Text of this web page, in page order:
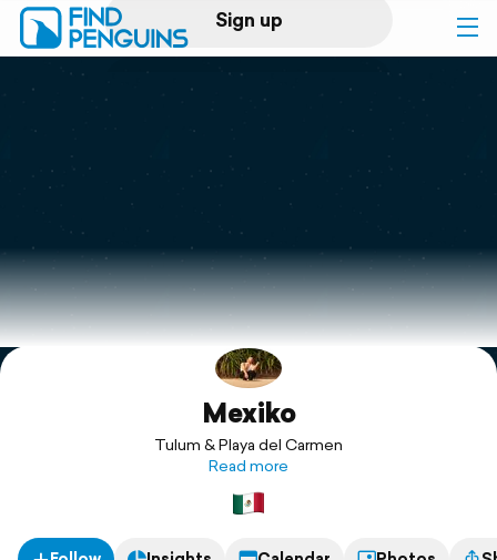
Sign up
Log in
Print a book
Flyover video
Explore
Mexiko
Tulum & Playa del Carmen
Read more